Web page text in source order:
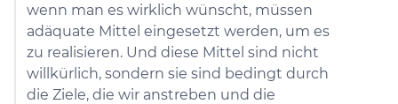
wenn man es wirklich wünscht, müssen
adäquate Mittel eingesetzt werden, um es
zu realisieren. Und diese Mittel sind nicht
willkürlich, sondern sie sind bedingt durch
die Ziele, die wir anstreben und die